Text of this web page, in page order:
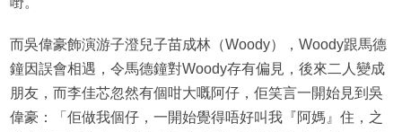
而吳偉豪飾演游子澄兒子苗成林（Woody），Woody跟馬德
鐘因誤會相遇，令馬德鐘對Woody存有偏見，後來二人變成
朋友，而李佳芯忽然有個咁大嘅阿仔，佢笑言一開始見到吳
偉豪：「佢做我個仔，一開始覺得唔好叫我『阿媽』住，之